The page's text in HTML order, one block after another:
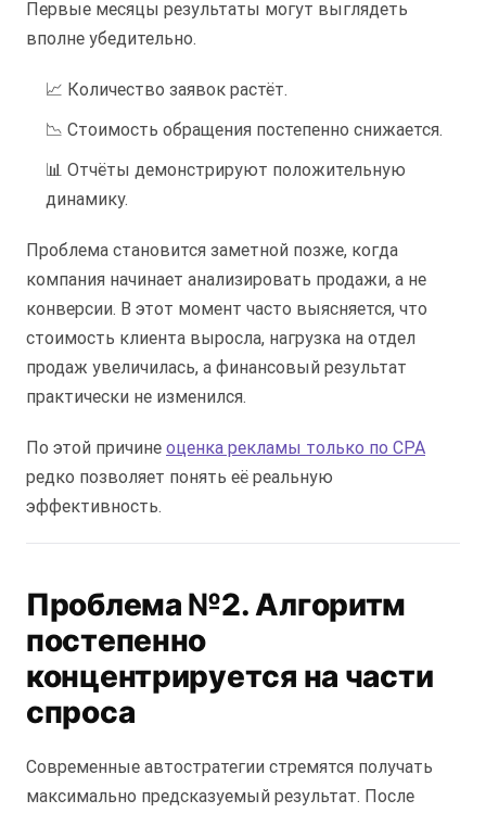
Первые месяцы результаты могут выглядеть
вполне убедительно.
📈 Количество заявок растёт.
📉 Стоимость обращения постепенно снижается.
📊 Отчёты демонстрируют положительную
динамику.
Проблема становится заметной позже, когда
компания начинает анализировать продажи, а не
конверсии. В этот момент часто выясняется, что
стоимость клиента выросла, нагрузка на отдел
продаж увеличилась, а финансовый результат
практически не изменился.
По этой причине оценка рекламы только по CPA
редко позволяет понять её реальную
эффективность.
Проблема №2. Алгоритм
постепенно
концентрируется на части
спроса
Современные автостратегии стремятся получать
максимально предсказуемый результат. После